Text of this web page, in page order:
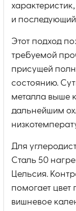
и последующий
Этот подход
требуемой
присущей
состоянию.
металла выше
дальнейшим
Для
Сталь 50
Цельсия.
помогает
вишневое